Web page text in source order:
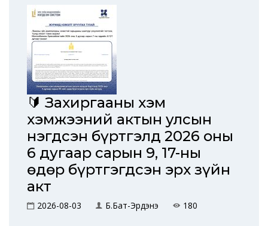
🔰 Захиргааны хэм
хэмжээний актын улсын
нэгдсэн бүртгэлд 2026 оны
6 дугаар сарын 9, 17-ны
өдөр бүртгэгдсэн эрх зүйн
акт
2026-08-03 Б.Бат-Эрдэнэ 180